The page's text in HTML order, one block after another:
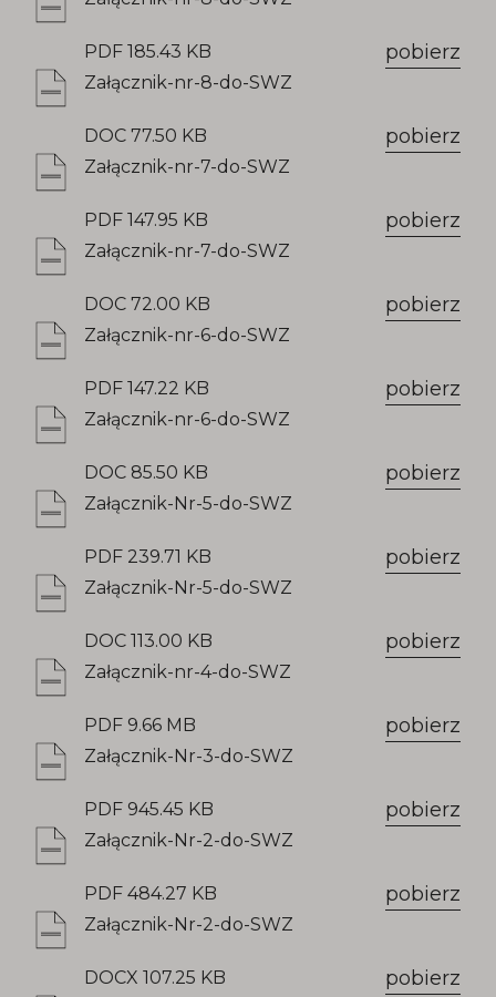
PDF 185.43 KB pobierz
Załącznik-nr-8-do-SWZ
DOC 77.50 KB pobierz
Załącznik-nr-7-do-SWZ
PDF 147.95 KB pobierz
Załącznik-nr-7-do-SWZ
DOC 72.00 KB pobierz
Załącznik-nr-6-do-SWZ
PDF 147.22 KB pobierz
Załącznik-nr-6-do-SWZ
DOC 85.50 KB pobierz
Załącznik-Nr-5-do-SWZ
PDF 239.71 KB pobierz
Załącznik-Nr-5-do-SWZ
DOC 113.00 KB pobierz
Załącznik-nr-4-do-SWZ
PDF 9.66 MB pobierz
Załącznik-Nr-3-do-SWZ
PDF 945.45 KB pobierz
Załącznik-Nr-2-do-SWZ
PDF 484.27 KB pobierz
Załącznik-Nr-2-do-SWZ
DOCX 107.25 KB pobierz